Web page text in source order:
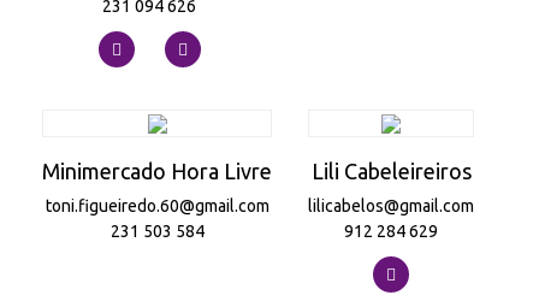
231 094 626
Minimercado Hora Livre
toni.figueiredo.60@gmail.com
231 503 584
Lili Cabeleireiros
lilicabelos@gmail.com
912 284 629